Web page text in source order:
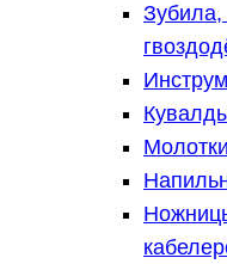
Зубила,
Молотки